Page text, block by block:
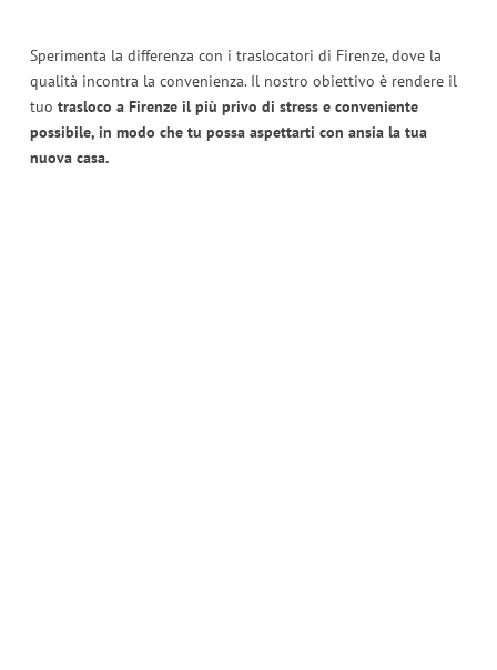
Sperimenta la differenza con i traslocatori di Firenze, dove la
qualità incontra la convenienza. Il nostro obiettivo è rendere il
tuo trasloco a Firenze il più privo di stress e conveniente
possibile, in modo che tu possa aspettarti con ansia la tua
nuova casa.